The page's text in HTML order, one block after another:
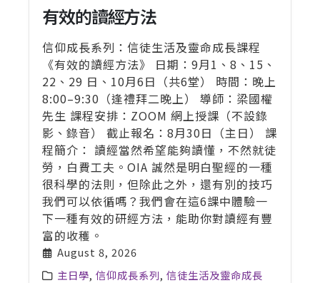
有效的讀經方法
信仰成長系列：信徒生活及靈命成長課程
《有效的讀經方法》 日期：9月1、8、15、
22、29 日、10月6日（共6堂） 時間：晚上
8:00–9:30（逢禮拜二晚上） 導師：梁國權
先生 課程安排：ZOOM 網上授課（不設錄
影、錄音） 截止報名：8月30日（主日） 課
程簡介： 讀經當然希望能夠讀懂，不然就徒
勞，白費工夫。OIA 誠然是明白聖經的一種
很科學的法則，但除此之外，還有別的技巧
我們可以依循嗎？我們會在這6課中體驗一
下一種有效的研經方法，能助你對讀經有豐
富的收穫。
August 8, 2026
主日學, 信仰成長系列, 信徒生活及靈命成長